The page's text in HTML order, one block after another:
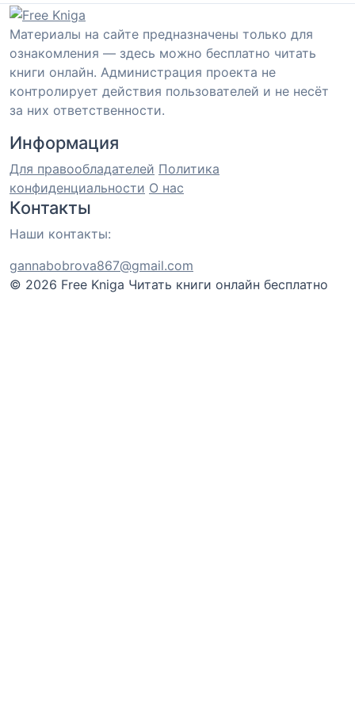
Материалы на сайте предназначены только для
ознакомления — здесь можно бесплатно читать
книги онлайн. Администрация проекта не
контролирует действия пользователей и не несёт
за них ответственности.
Информация
Для правообладателей Политика
конфиденциальности О нас
Контакты
Наши контакты:
gannabobrova867@gmail.com
© 2026 Free Kniga Читать книги онлайн бесплатно